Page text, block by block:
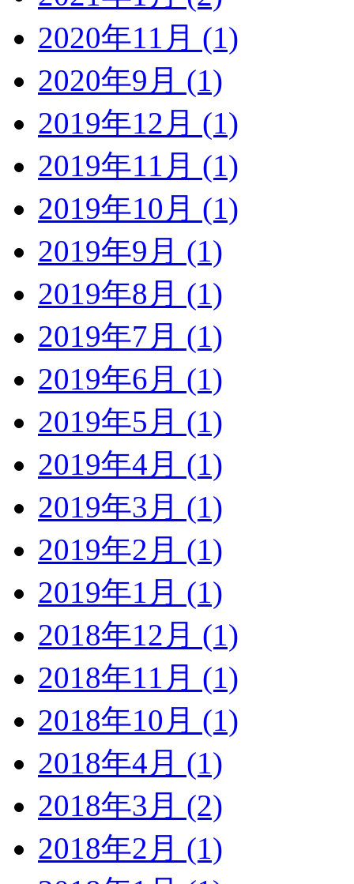
2020年11月 (1)
2020年9月 (1)
2019年12月 (1)
2019年11月 (1)
2019年10月 (1)
2019年9月 (1)
2019年8月 (1)
2019年7月 (1)
2019年6月 (1)
2019年5月 (1)
2019年4月 (1)
2019年3月 (1)
2019年2月 (1)
2019年1月 (1)
2018年12月 (1)
2018年11月 (1)
2018年10月 (1)
2018年4月 (1)
2018年3月 (2)
2018年2月 (1)